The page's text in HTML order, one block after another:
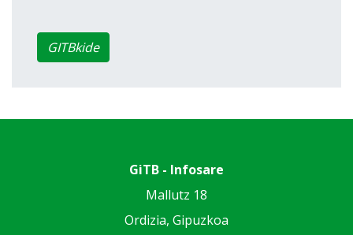
GITBkide
GiTB - Infosare
Mallutz 18
Ordizia, Gipuzkoa